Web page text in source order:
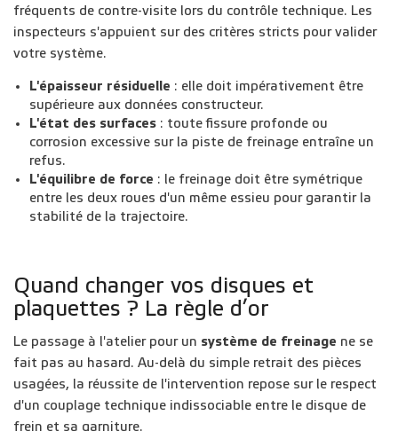
fréquents de contre-visite lors du contrôle technique. Les
inspecteurs s'appuient sur des critères stricts pour valider
votre système.
L'épaisseur résiduelle : elle doit impérativement être
supérieure aux données constructeur.
L'état des surfaces : toute fissure profonde ou
corrosion excessive sur la piste de freinage entraîne un
refus.
L'équilibre de force : le freinage doit être symétrique
entre les deux roues d'un même essieu pour garantir la
stabilité de la trajectoire.
Quand changer vos disques et
plaquettes ? La règle d’or
Le passage à l'atelier pour un système de freinage ne se
fait pas au hasard. Au-delà du simple retrait des pièces
usagées, la réussite de l'intervention repose sur le respect
d'un couplage technique indissociable entre le disque de
frein et sa garniture.